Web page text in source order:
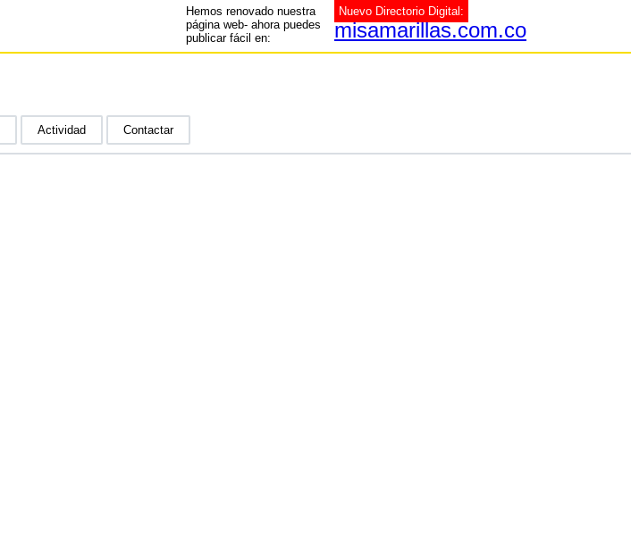
Hemos renovado nuestra
página web- ahora puedes
publicar fácil en:
Nuevo Directorio Digital:
misamarillas.com.co
Actividad Contactar